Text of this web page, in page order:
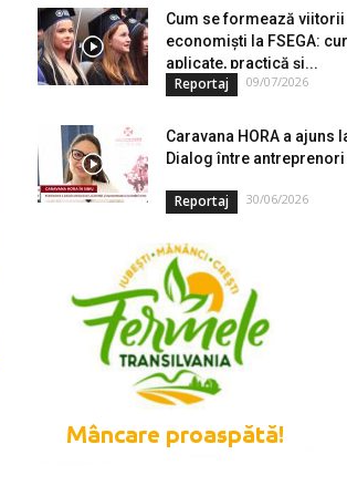
Cum se formează viitorii
economiști la FSEGA:
aplicate, practică și...
Reportaj 09/07/2026
Caravana HORA a ajuns
Dialog între antreprenori
Reportaj 30/06/2026